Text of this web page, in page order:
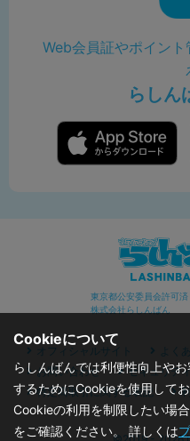
Web会員証やポイン
らしん
東京都公安委員会許可
株式会社らしんばん
オフィシャルサイト よく
お問い合わせ
セキュリテ
特定商取引に関する表記
Cookieについて
らしんばんでは利便性向上や
するためにCookieを使用してお
Cookieの利用を制限したい場
をご確認ください。 詳しくは